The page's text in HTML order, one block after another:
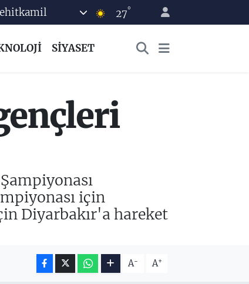
27°
SİYASET
için
Diyarbakır'a hareket
A- A+